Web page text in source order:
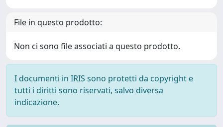
File in questo prodotto:
Non ci sono file associati a questo prodotto.
I documenti in IRIS sono protetti da copyright e
tutti i diritti sono riservati, salvo diversa
indicazione.